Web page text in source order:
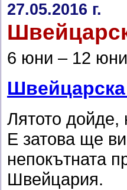
27.05.2016 г.
6 юни – 12
Швейцарска
Лятото
Е затова ще
непокътната
Швейцария.